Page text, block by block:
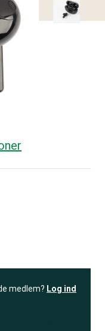
medlem? Log ind